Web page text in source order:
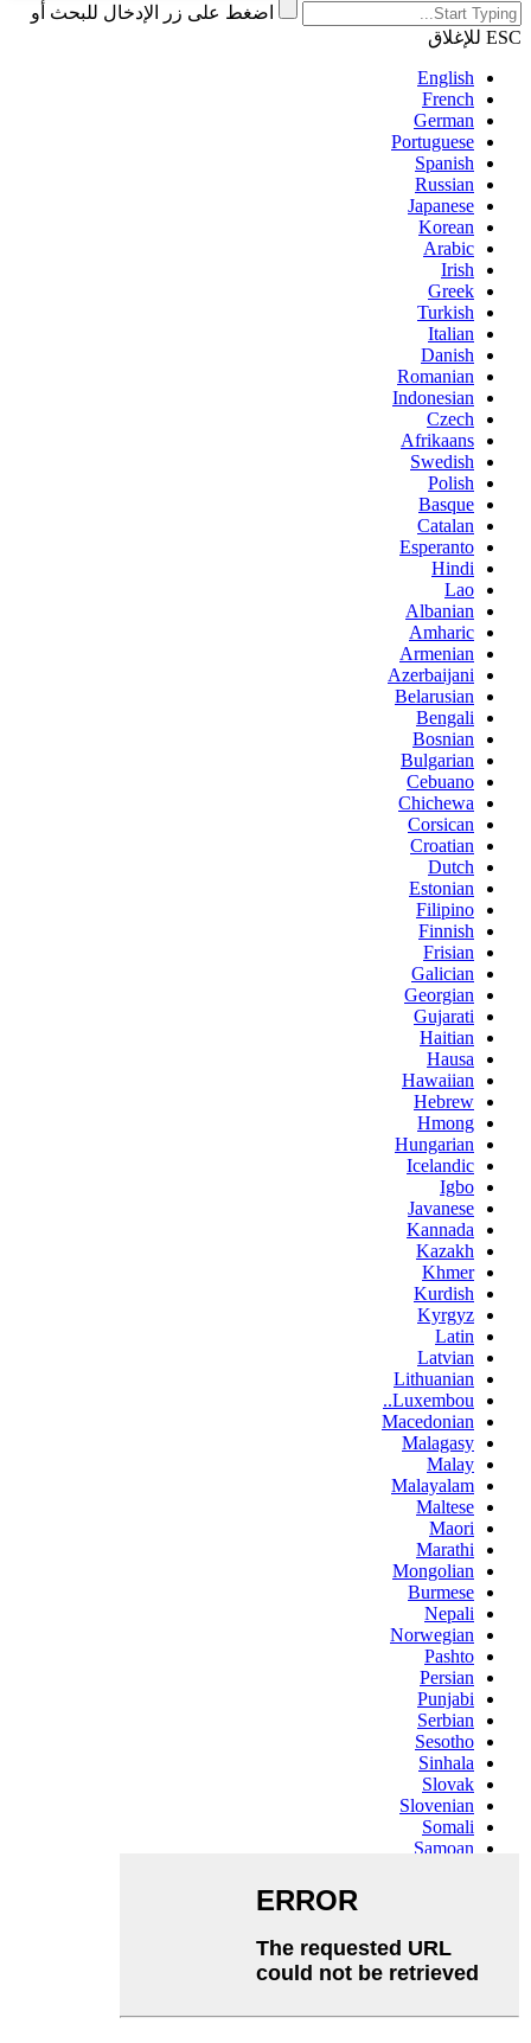
اضغط على زر الإدخال للبحث أو
ESC للإغلاق
English
French
German
Portuguese
Spanish
Russian
Japanese
Korean
Arabic
Irish
Greek
Turkish
Italian
Danish
Romanian
Indonesian
Czech
Afrikaans
Swedish
Polish
Basque
Catalan
Esperanto
Hindi
Lao
Albanian
Amharic
Armenian
Azerbaijani
Belarusian
Bengali
Bosnian
Bulgarian
Cebuano
Chichewa
Corsican
Croatian
Dutch
Estonian
Filipino
Finnish
Frisian
Galician
Georgian
Gujarati
Haitian
Hausa
Hawaiian
Hebrew
Hmong
Hungarian
Icelandic
Igbo
Javanese
Kannada
Kazakh
Khmer
Kurdish
Kyrgyz
Latin
Latvian
Lithuanian
Luxembou..
Macedonian
Malagasy
Malay
Malayalam
Maltese
Maori
Marathi
Mongolian
Burmese
Nepali
Norwegian
Pashto
Persian
Punjabi
Serbian
Sesotho
Sinhala
Slovak
Slovenian
Somali
Samoan
Swahili
Tajik
Telugu